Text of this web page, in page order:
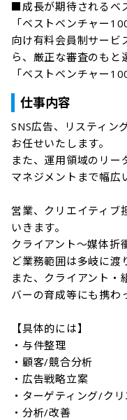
■成長が期待されるベ
「ベストベンチャー
向け有料会員制サービ
ら、厳正な審査のも
「ベストベンチャー
仕事内容
SNS広告、リスティン
お任せいたします。
また、運用領域のリー
マネジメントまで幅広
営業、クリエイティブ
いきます。
クライアント～媒体折
ど業務範囲は多岐に渡
また、クライアント・
バーの育成等にも携わ
【具体的には】
・与件整理
・顧客/競合分析
・広告戦略立案
・ターゲティング/ク
・分析/改善